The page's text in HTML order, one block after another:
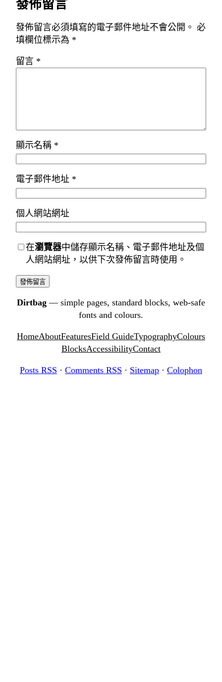
發佈留言
發佈留言必須填寫的電子郵件地址不會公開。 必
填欄位標示為 *
留言 *
顯示名稱 *
電子郵件地址 *
個人網站網址
在瀏覽器中儲存顯示名稱、電子郵件地址及個
人網站網址，以供下次發佈留言時使用。
Dirtbag — simple pages, standard blocks, web-safe
fonts and colours.
HomeAboutFeaturesField GuideTypographyColours
BlocksAccessibilityContact
Posts RSS · Comments RSS · Sitemap · Colophon